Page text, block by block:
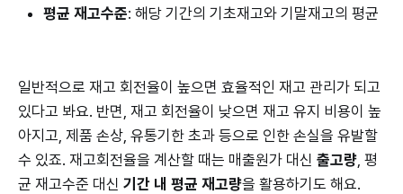
평균 재고수준: 해당 기간의 기초재고와 기말재고의 평균
일반적으로 재고 회전율이 높으면 효율적인 재고 관리가 되고
있다고 봐요. 반면, 재고 회전율이 낮으면 재고 유지 비용이 높
아지고, 제품 손상, 유통기한 초과 등으로 인한 손실을 유발할
수 있죠. 재고회전율을 계산할 때는 매출원가 대신 출고량 , 평
균 재고수준 대신 기간 내 평균 재고량을 활용하기도 해요.